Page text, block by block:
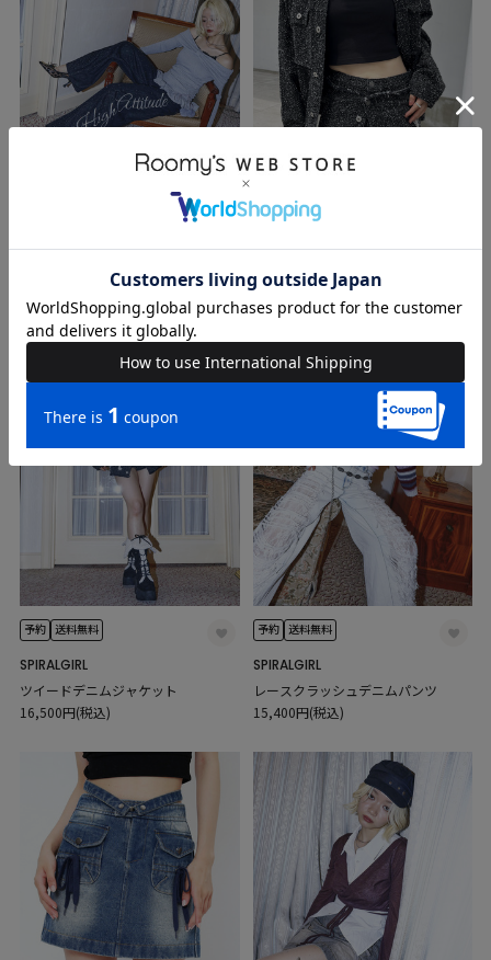
SPIRALGIRL
ラインストーンバレルレッグパンツ
13,200円(税込)
予約 送料無料
SPIRALGIRL
ツイードレイヤードショートパンツ
14,190円(税込)
予約 送料無料
SPIRALGIRL
ツイードデニムジャケット
16,500円(税込)
予約 送料無料
SPIRALGIRL
レースクラッシュデニムパンツ
15,400円(税込)